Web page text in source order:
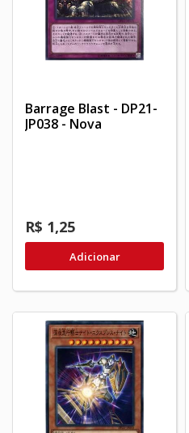
Barrage Blast - DP21-
JP038 - Nova
R$ 1,25
Adicionar